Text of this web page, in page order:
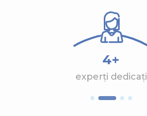
4+
experți dedicați